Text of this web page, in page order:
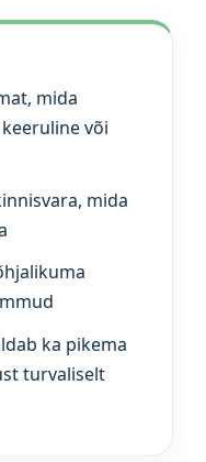
mida
või
mida
ka pikema
turvaliselt